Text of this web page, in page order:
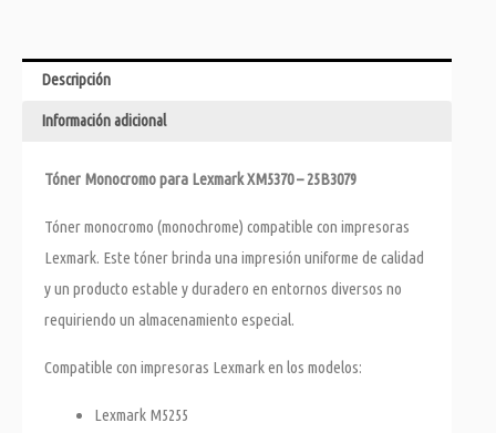
Descripción
Información adicional
Tóner Monocromo para Lexmark XM5370 – 25B3079
Tóner monocromo (monochrome) compatible con impresoras
Lexmark. Este tóner brinda una impresión uniforme de calidad
y un producto estable y duradero en entornos diversos no
requiriendo un almacenamiento especial.
Compatible con impresoras Lexmark en los modelos:
Lexmark M5255